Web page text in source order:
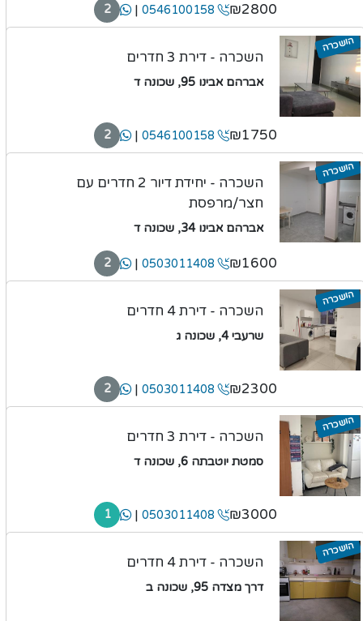
₪2800
0546100158
|
2
הושכרה
השכרה - דירת 3 חדרים
אברהם אבינו 95, שכונה ד
₪1750
0546100158
|
2
הושכרה
השכרה - יחידת דיור 2 חדרים עם
חצר/מרפסת
אברהם אבינו 34, שכונה ד
₪1600
0503011408
|
2
הושכרה
השכרה - דירת 4 חדרים
שרעבי 4, שכונה ג
₪2300
0503011408
|
2
הושכרה
השכרה - דירת 3 חדרים
סמטת יוטבתה 6, שכונה ד
₪3000
0503011408
|
1
הושכרה
השכרה - דירת 4 חדרים
דרך מצדה 95, שכונה ב